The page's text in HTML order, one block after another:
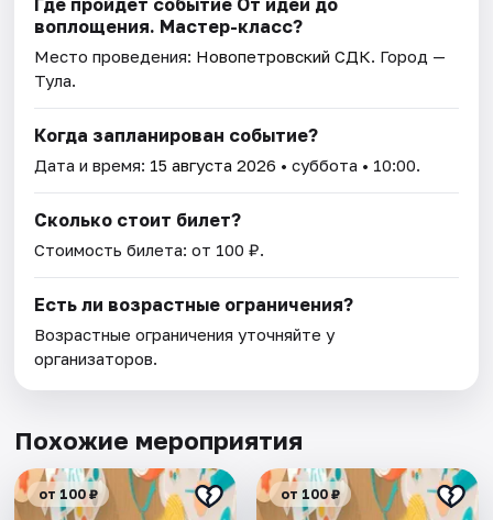
Где пройдет событие От идеи до
воплощения. Мастер-класс?
Место проведения: Новопетровский СДК. Город —
Тула.
Когда запланирован событие?
Дата и время: 15 августа 2026 • суббота • 10:00.
Сколько стоит билет?
Стоимость билета: от 100 ₽.
Есть ли возрастные ограничения?
Возрастные ограничения уточняйте у
организаторов.
Похожие мероприятия
от 100 ₽ от 100 ₽